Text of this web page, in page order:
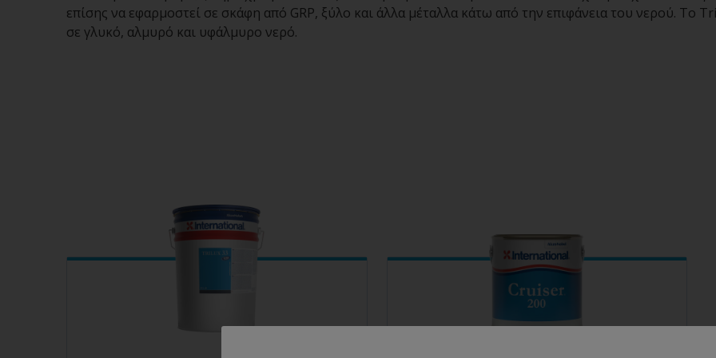
επίσης να εφαρμοστεί σε σκάφη από GRP, ξύλο και άλλα μέταλλα κάτω από την επιφάνεια του νερού. Το
σε γλυκό, αλμυρό και υφάλμυρο νερό.